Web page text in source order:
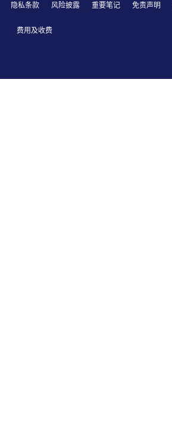
隐私条款 风险披露 重要笔记 免责声明
费用及收费